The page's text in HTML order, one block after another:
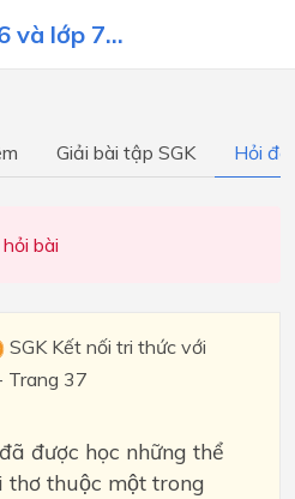
và lớp 7...
Giải bài tập SGK Hỏi
bài
SGK Kết nối tri thức với
Trang 37
được học những thể
thơ thuộc một trong